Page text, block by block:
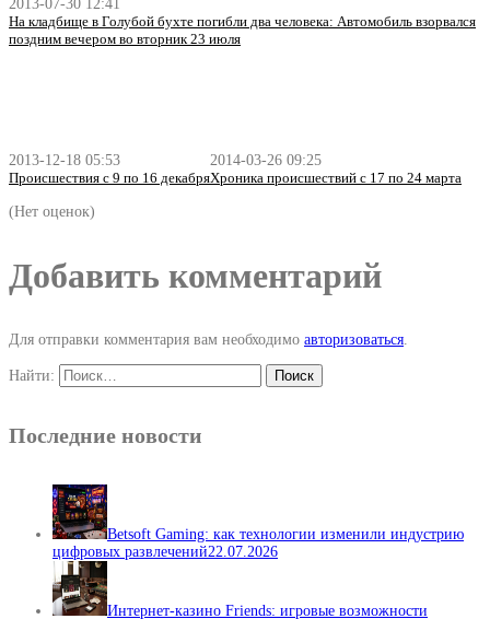
2013-07-30 12:41
На кладбище в Голубой бухте погибли два человека: Автомобиль взорвался
поздним вечером во вторник 23 июля
2013-12-18 05:53
Происшествия с 9 по 16 декабря
2014-03-26 09:25
Хроника происшествий с 17 по 24 марта
(Нет оценок)
Добавить комментарий
Для отправки комментария вам необходимо авторизоваться
Найти:
Последние новости
Betsoft Gaming: как технологии изменили индустрию
цифровых развлечений22.07.2026
Интернет-казино Friends: игровые возможности